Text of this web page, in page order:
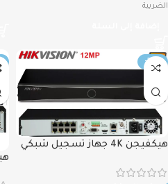
الضريبة
-38%
هيكفيجن 4K جهاز تسجيل شبكي
NVR 8CH DS‐7608NXI‐I2/8P/S,